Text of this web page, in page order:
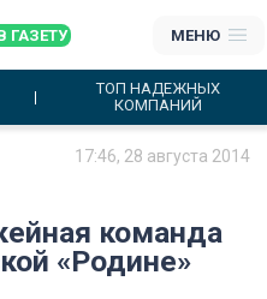
ГАЗЕТУ МЕНЮ
ТОП НАДЕЖНЫХ
КОМПАНИЙ
17:46, 28 августа 2014
команда
«Родине»